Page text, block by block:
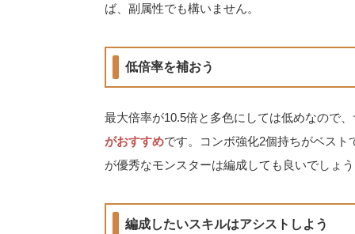
ば、副属性でも構いません。
低倍率を補おう
最大倍率が10.5倍と多色にしては低めなので、
がおすすめです。コンボ強化2個持ちがベス
が優秀なモンスターは編成しても良いでしょう
編成したいスキルはアシストしよう